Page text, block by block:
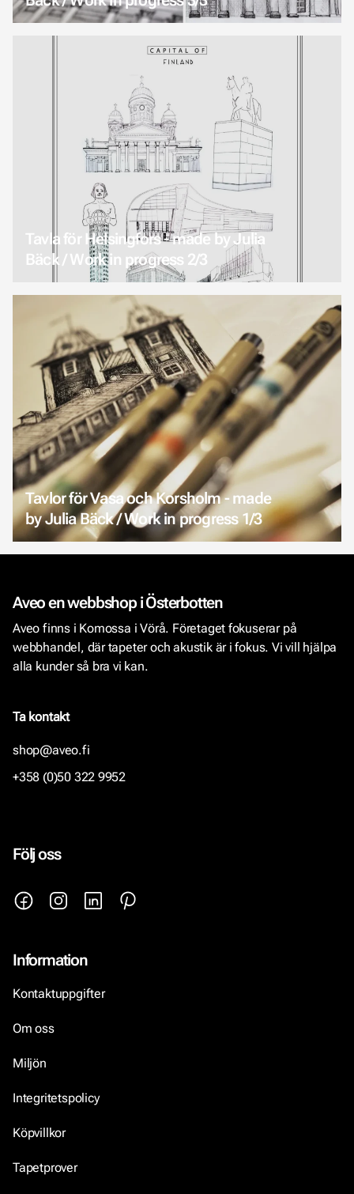
Tavla för Helsingfors - made by Julia
Bäck / Work in progress 2/3
Tavlor för Vasa och Korsholm - made
by Julia Bäck / Work in progress 1/3
Aveo en webbshop i Österbotten
Aveo finns i Komossa i Vörå. Företaget fokuserar på
webbhandel, där tapeter och akustik är i fokus. Vi vill hjälpa
alla kunder så bra vi kan.
Ta kontakt
shop@aveo.fi
+358 (0)50 322 9952
Följ oss
Information
Kontaktuppgifter
Om oss
Miljön
Integritetspolicy
Köpvillkor
Tapetprover